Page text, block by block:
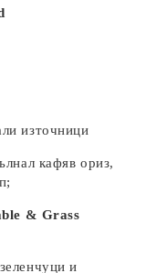
източници
кафяв ориз,
& Grass
и